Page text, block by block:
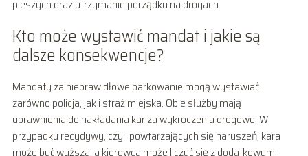
pieszych oraz utrzymanie porządku na drogach.
Kto może wystawić mandat i jakie są
dalsze konsekwencje?
Mandaty za nieprawidłowe parkowanie mogą wystawiać
zarówno policja, jak i straż miejska. Obie służby mają
uprawnienia do nakładania kar za wykroczenia drogowe. W
przypadku recydywy, czyli powtarzających się naruszeń, kara
może być wyższa, a kierowca może liczyć się z dodatkowymi